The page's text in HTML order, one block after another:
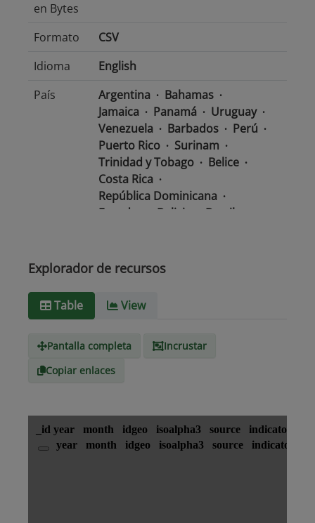
en Bytes
Formato
CSV
Idioma
English
País
Argentina
Bahamas
Jamaica
Panamá
Uruguay
Venezuela
Barbados
Perú
Puerto Rico
Surinam
Trinidad y Tobago
Belice
Costa Rica
República Dominicana
Ecuador
Bolivia
Brasil
Guatemala
Tipo de
text/csv
Explorador de recursos
Table View
Pantalla completa
Incrustar
Copiar enlaces